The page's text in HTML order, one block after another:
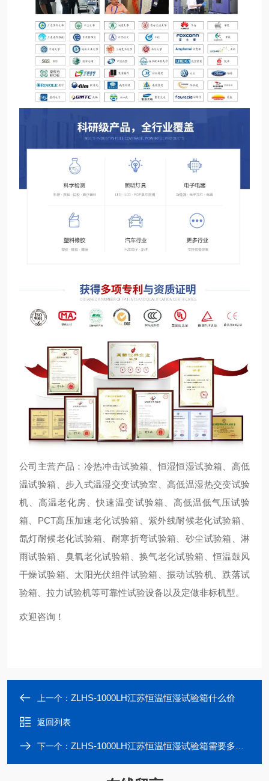
公司主营产品：冷热冲击试验箱、恒湿恒湿试验箱、高低
温试验箱、步入式温湿交变试验室、高低温湿热交变试验
机、高温老化房、快速温变试验箱、高低温低气压试验
箱、PCT高压加速老化试验箱、紫外线耐候老化试验箱、
氙灯耐候老化试验箱、耐寒折弯试验箱、砂尘试验箱、淋
雨试验箱、臭氧老化试验箱、换气老化试验箱、恒温鼓风
干燥试验箱、太阳光伏组件试验箱、振动试验机、跌落试
验箱、拉力试验机等可靠性试验设备以及定做非标机型。
欢迎咨询！
上一个： ZLHS-1000LH江苏恒温恒湿试验箱什么价
返回列表
下一个： ZLHS-1000LH江苏恒温恒湿试验箱需要多少钱